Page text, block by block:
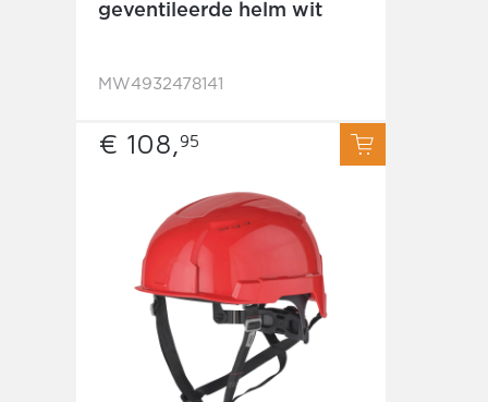
geventileerde helm wit
MW4932478141
€ 108,95